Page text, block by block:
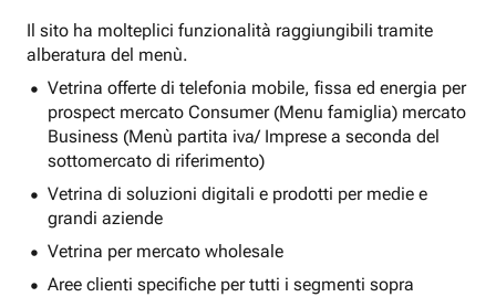
Il sito ha molteplici funzionalità raggiungibili tramite
alberatura del menù.
Vetrina offerte di telefonia mobile, fissa ed energia per
prospect mercato Consumer (Menu famiglia) mercato
Business (Menù partita iva/ Imprese a seconda del
sottomercato di riferimento)
Vetrina di soluzioni digitali e prodotti per medie e
grandi aziende
Vetrina per mercato wholesale
Aree clienti specifiche per tutti i segmenti sopra